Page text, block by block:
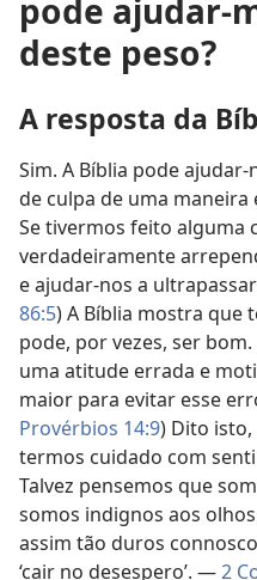
pode ajudar-
deste peso?
A resposta da
Sim. A Bíblia pode
de culpa de uma maneira
Se tivermos feito alguma
verdadeiramente
e ajudar-nos a
86:5) A Bíblia mostra que
pode, por vezes, ser
uma atitude errada e
maior para evitar esse
Provérbios 14:9) Dito isto,
termos cuidado com
Talvez pensemos que
somos indignos aos
assim tão duros
‘cair no desespero’. —2